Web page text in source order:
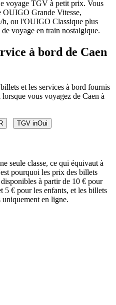
voyage TGV à petit prix. Vous
OUIGO Grande Vitesse,
h, ou l'OUIGO Classique plus
voyage en train nostalgique.
à bord de Caen
et les services à bord fournis
vous voyagez de Caen à
TGV inOui
seule classe, ce qui équivaut à
pourquoi les prix des billets
à partir de 10 € pour
5 € pour les enfants, et les billets
en ligne.